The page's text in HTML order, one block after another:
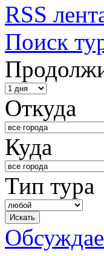
RSS
Поиск
Откуда
Куда
Тип тура